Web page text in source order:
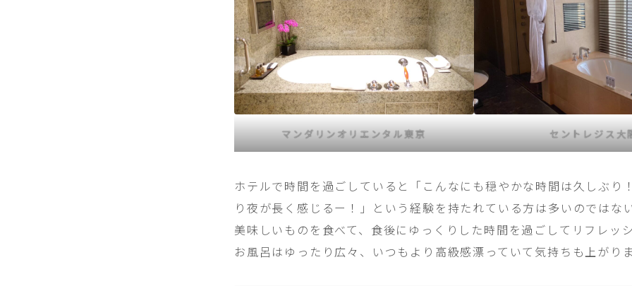
マンダリンオリエンタル東京 セントレジス大
ホテルで時間を過ごしていると「こんなにも穏やかな時間は久しぶり
り夜が長く感じるー！」という経験を持たれている方は多いのではな
美味しいものを食べて、食後にゆっくりした時間を過ごしてリフレッ
お風呂はゆったり広々、いつもより高級感漂っていて気持ちも上がり